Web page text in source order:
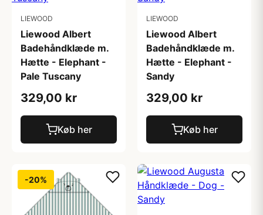
LIEWOOD
Liewood Albert
Badehåndklæde m.
Hætte - Elephant -
Pale Tuscany
329,00 kr
Køb her
LIEWOOD
Liewood Albert
Badehåndklæde m.
Hætte - Elephant -
Sandy
329,00 kr
Køb her
-20%